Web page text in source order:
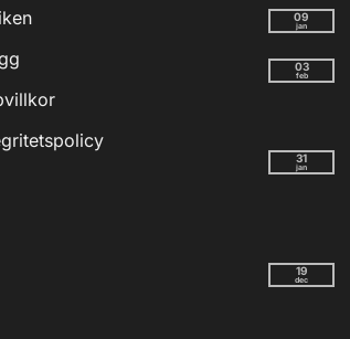
09
jan
03
feb
31
jan
19
dec